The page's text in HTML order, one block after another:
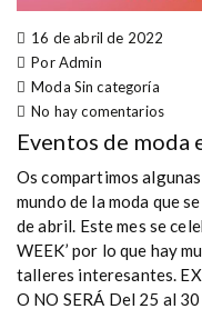
16 de abril de 2022
Por Admin
Moda Sin categoría
No hay comentarios
Eventos de moda
Os compartimos
mundo de la moda que
de abril. Este mes se
WEEK’ por lo que hay
talleres interesantes.
O NO SERÁ Del 25 al